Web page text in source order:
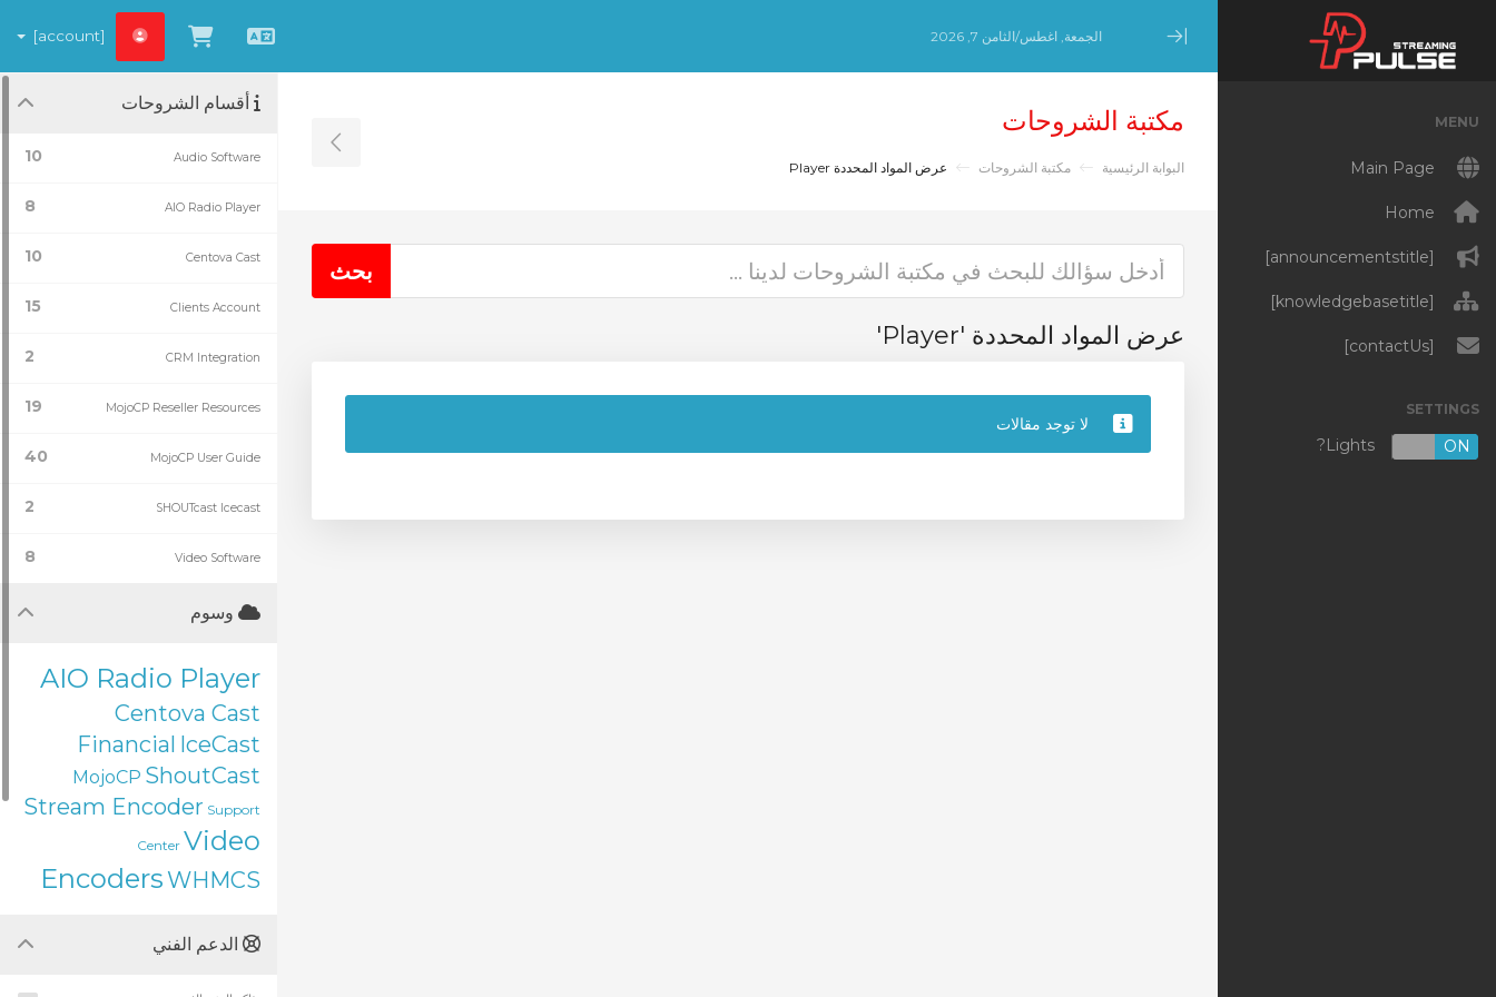
Minimize Menu
الجمعة, اغطس/الثامن 7, 2026
العربيةشاهد العربة
[account]
MENU
Main Page
Home
[announcementstitle]
[knowledgebasetitle]
[contactUs]
SETTINGS
OFF ON
مكتبة الشروحات
البوابة الرئيسية مكتبة الشروحات عرض المواد المحددة Player Toggle Sidebar
عرض المواد المحددة 'Player'
لا توجد مقالات
أقسام الشروحات
10 Audio Software
8 AIO Radio Player
10 Centova Cast
15 Clients Account
2 CRM Integration
19 MojoCP Reseller Resources
40 MojoCP User Guide
2 SHOUTcast Icecast
8 Video Software
وسوم
AIO Radio Player
Centova Cast
Financial IceCast
MojoCP ShoutCast
Stream Encoder Support
Center Video
EncodersWHMCS
الدعم الفني